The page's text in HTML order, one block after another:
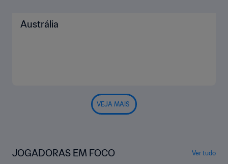
Austrália
VEJA MAIS
JOGADORAS EM FOCO Ver tudo